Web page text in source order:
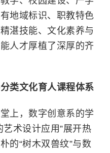
地域标识、职教特色
湛技能、文化素养与
人才厚植了深厚的齐
类文化育人课程体系
上，数字创意系的学
术设计应用”展开热
的“树木双兽纹”与数